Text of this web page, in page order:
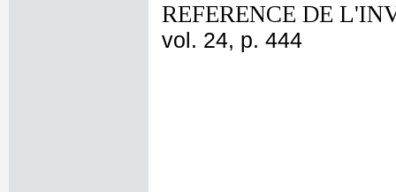
REFERENCE DE
vol. 24, p. 444